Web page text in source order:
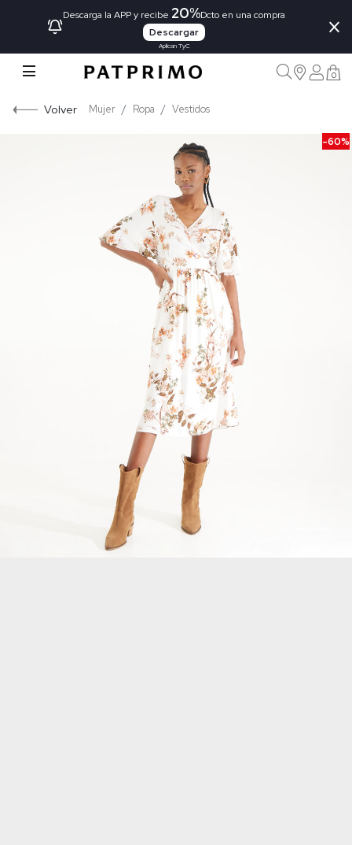
Descarga la APP y recibe 20%Dcto en una compra
Descargar
Aplican TyC
×
0
Volver Mujer Ropa Vestidos
-60%